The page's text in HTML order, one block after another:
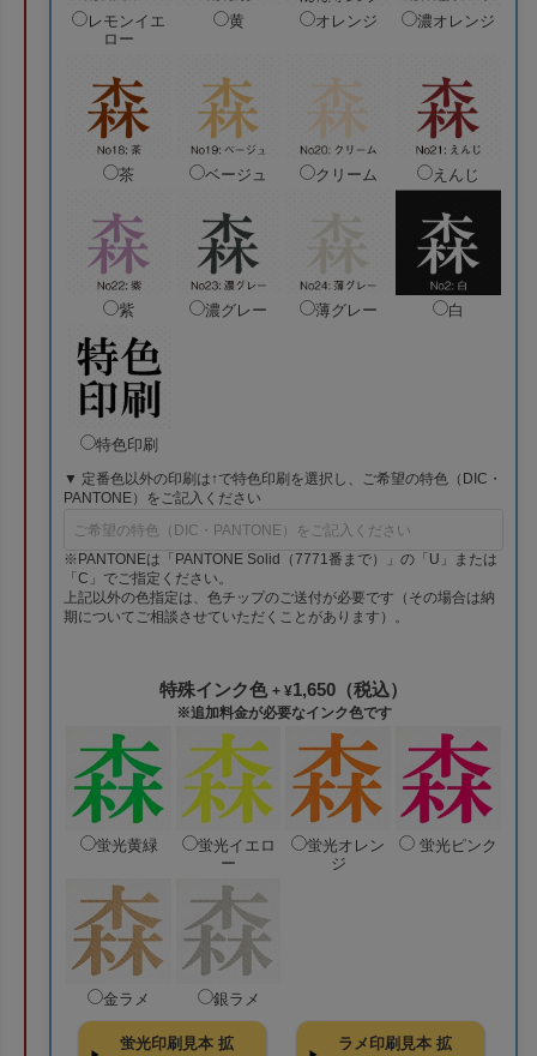
レモンイエ
ロー
黄 オレンジ 濃オレンジ
茶 ベージュ クリーム えんじ
紫 濃グレー 薄グレー 白
特色印刷
▼ 定番色以外の印刷は↑で特色印刷を選択し、ご希望の特色（DIC・
PANTONE）をご記入ください
※PANTONEは「PANTONE Solid（7771番まで）」の「U」または
「C」でご指定ください。
上記以外の色指定は、色チップのご送付が必要です（その場合は納
期についてご相談させていただくことがあります）。
特殊インク色 + ¥1,650（税込）
※追加料金が必要なインク色です
蛍光黄緑
蛍光イエロ
ー
蛍光オレン
ジ
蛍光ピンク
金ラメ 銀ラメ
蛍光印刷見本 拡
ラメ印刷見本 拡